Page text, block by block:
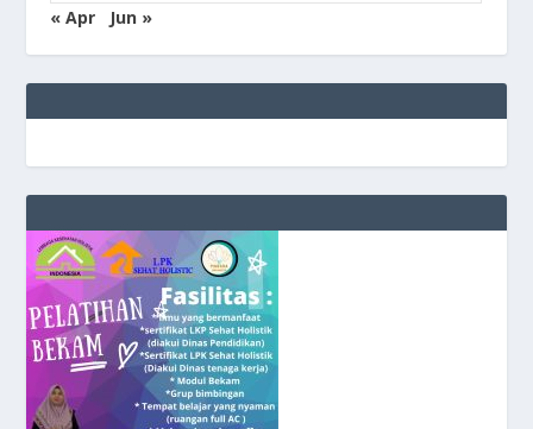
« Apr
Jun »
b
9
9
c
a
s
i
n
o